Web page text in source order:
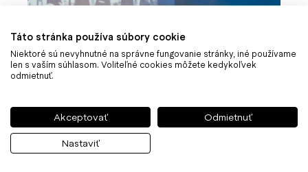
Táto stránka používa súbory cookie
Niektoré sú nevyhnutné na správne fungovanie stránky, iné používame
len s vaším súhlasom. Voliteľné cookies môžete kedykoľvek
odmietnuť.
Akceptovať
Odmietnuť
Nastaviť